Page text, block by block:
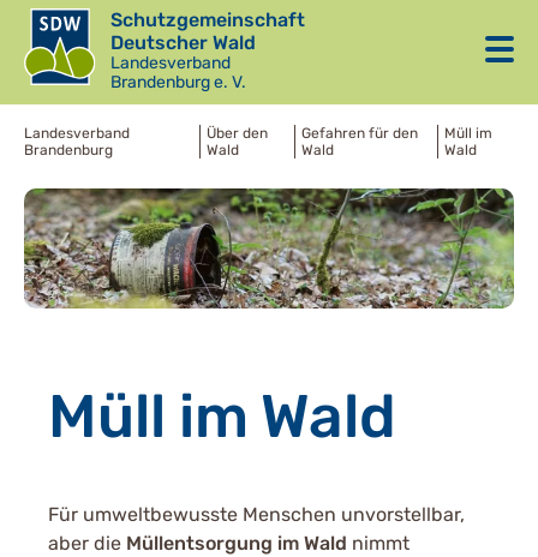
Schutzgemeinschaft
Deutscher Wald
Landesverband
Brandenburg e. V.
Landesverband
Brandenburg
Über den
Wald
Gefahren für den
Wald
Müll im
Wald
Müll im Wald
Für umweltbewusste Menschen unvorstellbar,
aber die Müllentsorgung im Wald nimmt